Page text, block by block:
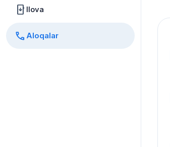
install_mobile Ilova
call Aloqalar